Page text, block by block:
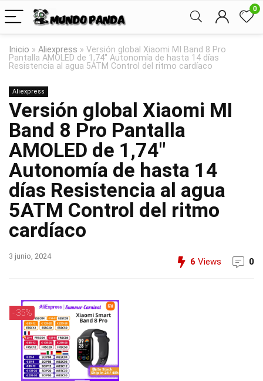
0
Inicio » Aliexpress » Versión global Xiaomi MI Band 8 Pro
Pantalla AMOLED de 1,74″ Autonomía de hasta 14 días
Resistencia al agua 5ATM Control del ritmo cardíaco
Aliexpress
Versión global Xiaomi MI
Band 8 Pro Pantalla
AMOLED de 1,74″
Autonomía de hasta 14
días Resistencia al agua
5ATM Control del ritmo
cardíaco
3 junio, 2024
6 Views 0
- 35%